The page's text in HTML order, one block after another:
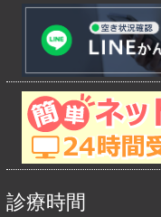
診療時間